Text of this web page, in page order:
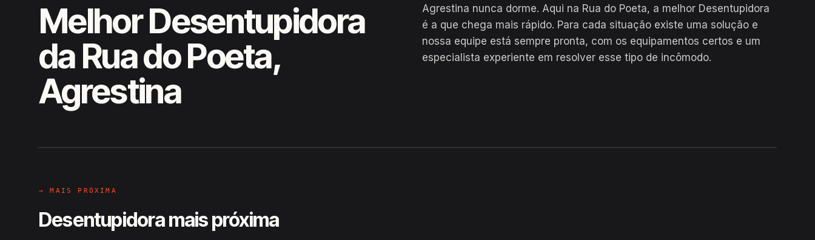
Melhor Desentupidora
da Rua do Poeta,
Agrestina
Agrestina nunca dorme. Aqui na Rua do Poeta, a melhor Desentupidora
é a que chega mais rápido. Para cada situação existe uma solução e
nossa equipe está sempre pronta, com os equipamentos certos e um
especialista experiente em resolver esse tipo de incômodo.
EM CAMPO
→ MAIS PRÓXIMA
Desentupidora mais próxima